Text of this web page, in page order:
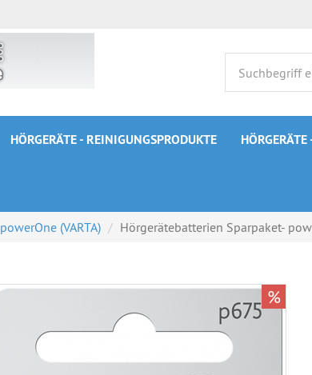
HÖRGERÄTE - REINIGUNGSPRODUKTE
powerOne (VARTA) Hörgerätebatterien Sparpaket-
%